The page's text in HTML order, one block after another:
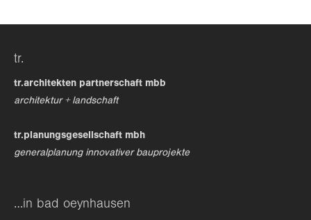
tr.
tr.architekten partnerschaft mbb
architektur + landschaft
tr.planungsgesellschaft mbh
generalplanung innovativer bauprojekte
…in bad oeynhausen